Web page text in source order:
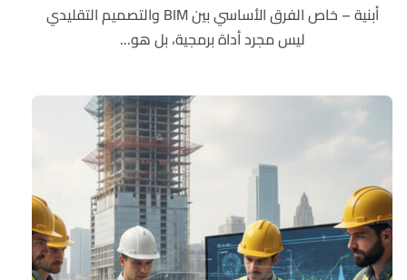
أبنية – خاص الفرق الأساسي بين BIM والتصميم التقليدي
ليس مجرد أداة برمجية، بل هو...